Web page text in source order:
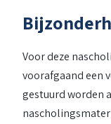
Voor deze
voorafgaand een
gestuurd worden